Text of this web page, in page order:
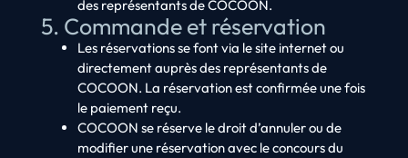
des représentants de COCOON.
5. Commande et réservation
Les réservations se font via le site internet ou
directement auprès des représentants de
COCOON. La réservation est confirmée une fois
le paiement reçu.
COCOON se réserve le droit d’annuler ou de
modifier une réservation avec le concours du